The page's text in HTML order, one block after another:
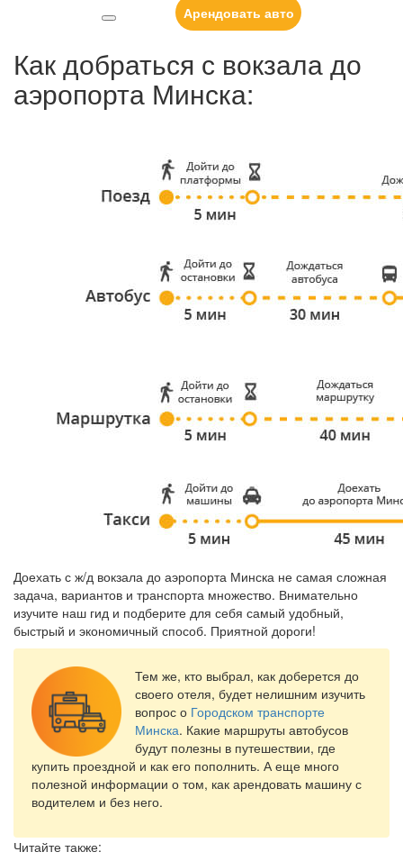
Арендовать авто
Как добраться с вокзала до
аэропорта Минска:
Доехать с ж/д вокзала до аэропорта Минска не самая сложная
задача, вариантов и транспорта множество. Внимательно
изучите наш гид и подберите для себя самый удобный,
быстрый и экономичный способ. Приятной дороги!
Тем же, кто выбрал, как доберется до
своего отеля, будет нелишним изучить
вопрос о Городском транспорте
Минска. Какие маршруты автобусов
будут полезны в путешествии, где
купить проездной и как его пополнить. А еще много
полезной информации о том, как арендовать машину с
водителем и без него.
Читайте также: